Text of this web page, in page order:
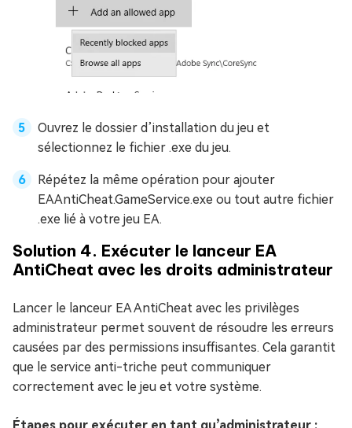
Ouvrez le dossier d’installation du jeu et
sélectionnez le fichier .exe du jeu.
Répétez la même opération pour ajouter
EAAntiCheat.GameService.exe ou tout autre fichier
.exe lié à votre jeu EA.
Solution 4. Exécuter le lanceur EA
AntiCheat avec les droits administrateur
Lancer le lanceur EA AntiCheat avec les privilèges
administrateur permet souvent de résoudre les erreurs
causées par des permissions insuffisantes. Cela garantit
que le service anti-triche peut communiquer
correctement avec le jeu et votre système.